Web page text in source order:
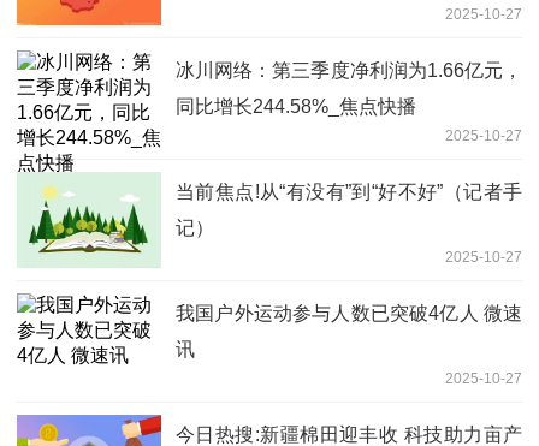
2025-10-27
冰川网络：第三季度净利润为1.66亿元，
同比增长244.58%_焦点快播
2025-10-27
当前焦点!从“有没有”到“好不好”（记者手
记）
2025-10-27
我国户外运动参与人数已突破4亿人 微速
讯
2025-10-27
今日热搜:新疆棉田迎丰收 科技助力亩产